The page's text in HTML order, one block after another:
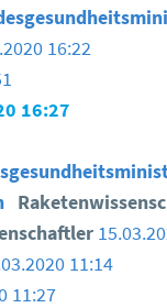
16:22
16:27
11:14
11:27